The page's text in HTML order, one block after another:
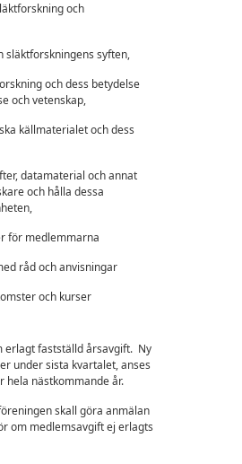
och
syften,
och dess betydelse
och vetenskap,
källmaterialet och dess
datamaterial och annat
och hålla dessa
för medlemmarna
råd och anvisningar
och kurser
erlagt fastställd årsavgift. Ny
under sista kvartalet, anses
hela nästkommande år.
skall göra anmälan
om medlemsavgift ej erlagts